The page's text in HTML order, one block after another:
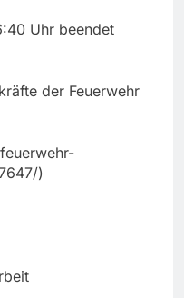
Uhr beendet
der Feuerwehr
)